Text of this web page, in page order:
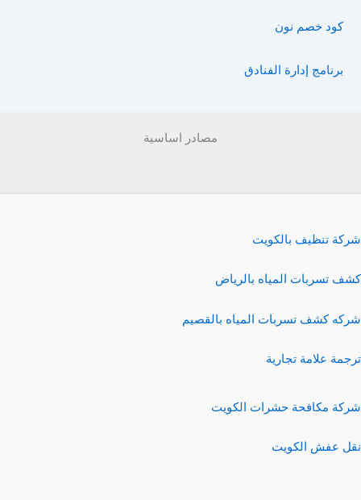
كود خصم نون
برنامج إدارة الفنادق
مصادر اساسية
شركة تنظيف بالكويت
كشف تسربات المياه بالرياض
شركه كشف تسربات المياه بالقصيم
ترجمة علامة تجارية
شركة مكافحة حشرات الكويت
نقل عفش الكويت